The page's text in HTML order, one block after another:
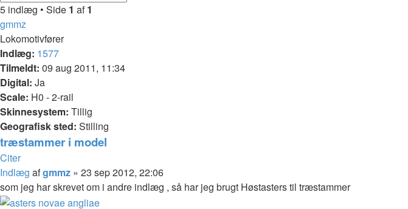
5 indlæg • Side 1 af1
gmmz
Lokomotivfører
Indlæg: 1577
Tilmeldt: 09 aug 2011, 11:34
Digital: Ja
Scale: H0 - 2-rail
Skinnesystem: Tillig
Geografisk sted: Stilling
træstammer i model
Citer
Indlæg afgmmz » 23 sep 2012, 22:06
som jeg har skrevet om i andre indlæg , så har jeg brugt Høstasters til træstammer